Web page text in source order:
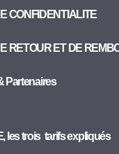
CONFIDENTIALITE
RETOUR ET DE
Partenaires
les trois tarifs expliqués